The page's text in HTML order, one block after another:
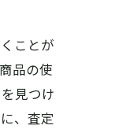
ことが
品の使
見つけ
、査定